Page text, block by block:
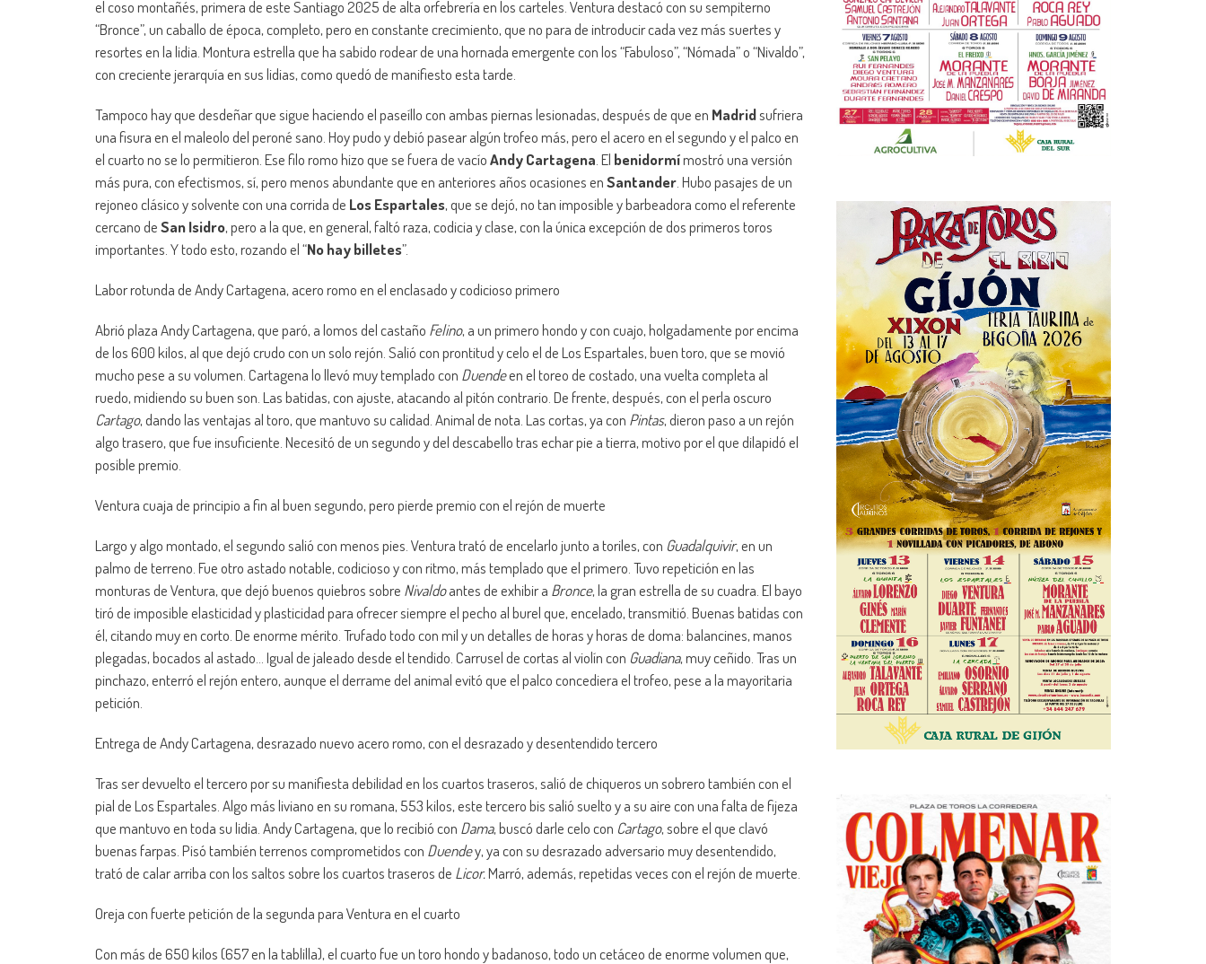
el coso montañés, primera de este Santiago 2025 de alta orfebrería en los carteles. Ventura destacó con su sempiterno
“Bronce”, un caballo de época, completo, pero en constante crecimiento, que no para de introducir cada vez más suertes y
resortes en la lidia. Montura estrella que ha sabido rodear de una hornada emergente con los “Fabuloso”, “Nómada” o “Nivaldo”,
con creciente jerarquía en sus lidias, como quedó de manifiesto esta tarde.
Tampoco hay que desdeñar que sigue haciendo el paseíllo con ambas piernas lesionadas, después de que en Madridsufriera
una fisura en el maleolo del peroné sano. Hoy pudo y debió pasear algún trofeo más, pero el acero en el segundo y el palco en
el cuarto no se lo permitieron. Ese filo romo hizo que se fuera de vacíoAndy Cartagena . El benidormímostró una versión
más pura, con efectismos, sí, pero menos abundante que en anteriores años ocasiones enSantander . Hubo pasajes de un
rejoneo clásico y solvente con una corrida de Los Espartales, que se dejó, no tan imposible y barbeadora como el referente
cercano deSan Isidro, pero a la que, en general, faltó raza, codicia y clase, con la única excepción de dos primeros toros
importantes. Y todo esto, rozando el “No hay billetes”.
Labor rotunda de Andy Cartagena, acero romo en el enclasado y codicioso primero
Abrió plaza Andy Cartagena, que paró, a lomos del castaño Felino, a un primero hondo y con cuajo, holgadamente por encima
de los 600 kilos, al que dejó crudo con un solo rejón. Salió con prontitud y celo el de Los Espartales, buen toro, que se movió
mucho pese a su volumen. Cartagena lo llevó muy templado con Duendeen el toreo de costado, una vuelta completa al
ruedo, midiendo su buen son. Las batidas, con ajuste, atacando al pitón contrario. De frente, después, con el perla oscuro
Cartago, dando las ventajas al toro, que mantuvo su calidad. Animal de nota. Las cortas, ya con Pintas, dieron paso a un rejón
algo trasero, que fue insuficiente. Necesitó de un segundo y del descabello tras echar pie a tierra, motivo por el que dilapidó el
posible premio.
Ventura cuaja de principio a fin al buen segundo, pero pierde premio con el rejón de muerte
Largo y algo montado, el segundo salió con menos pies. Ventura trató de encelarlo junto a toriles, con Guadalquivir, en un
palmo de terreno. Fue otro astado notable, codicioso y con ritmo, más templado que el primero. Tuvo repetición en las
monturas de Ventura, que dejó buenos quiebros sobre Nivaldoantes de exhibir a Bronce, la gran estrella de su cuadra. El bayo
tiró de imposible elasticidad y plasticidad para ofrecer siempre el pecho al burel que, encelado, transmitió. Buenas batidas con
él, citando muy en corto. De enorme mérito. Trufado todo con mil y un detalles de horas y horas de doma: balancines, manos
plegadas, bocados al astado… Igual de jaleado desde el tendido. Carrusel de cortas al violín con Guadiana, muy ceñido. Tras un
pinchazo, enterró el rejón entero, aunque el derrame del animal evitó que el palco concediera el trofeo, pese a la mayoritaria
petición.
Entrega de Andy Cartagena, desrazado nuevo acero romo, con el desrazado y desentendido tercero
Tras ser devuelto el tercero por su manifiesta debilidad en los cuartos traseros, salió de chiqueros un sobrero también con el
pial de Los Espartales. Algo más liviano en su romana, 553 kilos, este tercero bis salió suelto y a su aire con una falta de fijeza
que mantuvo en toda su lidia. Andy Cartagena, que lo recibió con Dama, buscó darle celo con Cartago, sobre el que clavó
buenas farpas. Pisó también terrenos comprometidos con Duendey, ya con su desrazado adversario muy desentendido,
trató de calar arriba con los saltos sobre los cuartos traseros de Licor.Marró, además, repetidas veces con el rejón de muerte.
Oreja con fuerte petición de la segunda para Ventura en el cuarto
Con más de 650 kilos (657 en la tablilla), el cuarto fue un toro hondo y badanoso, todo un cetáceo de enorme volumen que,